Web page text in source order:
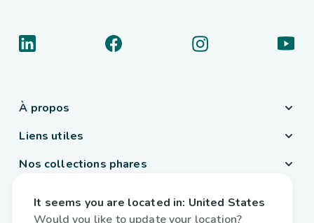
À propos
Liens utiles
Nos collections phares
Belgique Français
It seems you are located in: United States
Would you like to update your location?